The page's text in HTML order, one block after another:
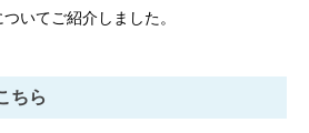
いてご紹介しました。
ちら